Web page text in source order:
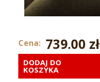
Cena: 739.00 zł
DODAJ DO
KOSZYKA